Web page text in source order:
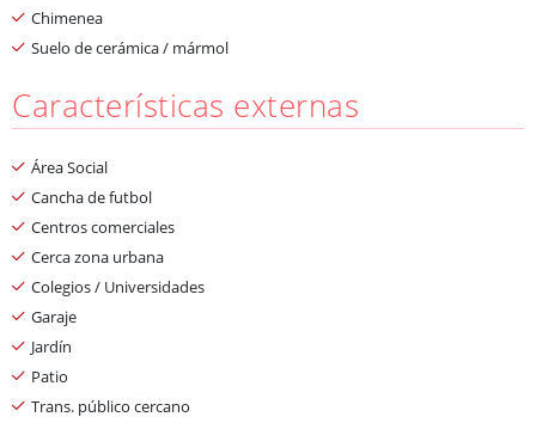
Chimenea
Suelo de cerámica / mármol
Características externas
Área Social
Cancha de futbol
Centros comerciales
Cerca zona urbana
Colegios / Universidades
Garaje
Jardín
Patio
Trans. público cercano